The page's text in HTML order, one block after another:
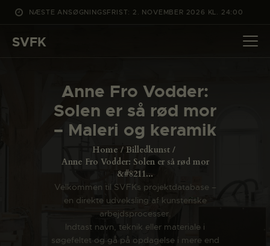
NÆSTE ANSØGNINGSFRIST: 2. NOVEMBER 2026 KL. 24:00
SVFK
Anne Fro Vodder:
Solen er så rød mor
– Maleri og keramik
Home
Billedkunst
Anne Fro Vodder: Solen er så rød mor
&#8211...
Velkommen til SVFKs projektdatabase –
en direkte udveksling af kunsteriske
arbejdsprocesser.
Indtast navn, teknik eller materiale i
søgefeltet og gå på opdagelse i mere end
DET SKER
PROJEKTER
CHANNEL
OM SVFK